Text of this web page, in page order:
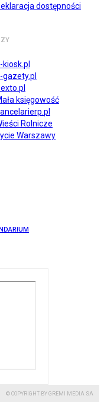
dostępności
kiosk.pl
gazety.pl
księgowość
Rolnicze
Warszawy
© COPYRIGHT BY GREMI MEDIA SA